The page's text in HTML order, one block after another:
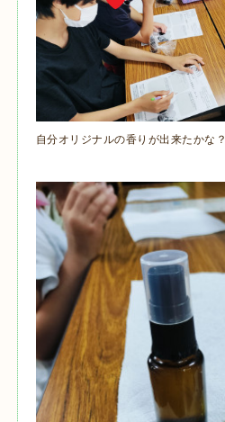
自分オリジナルの香りが出来たかな？